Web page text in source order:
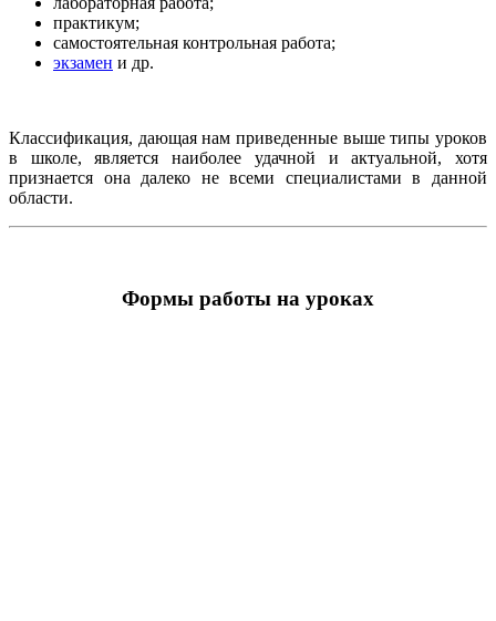
практикум;
самостоятельная контрольная работа;
экзамен и др.
Классификация, дающая нам приведенные выше типы уроков
в школе, является наиболее удачной и актуальной, хотя
признается она далеко не всеми специалистами в данной
области.
Формы работы на уроках